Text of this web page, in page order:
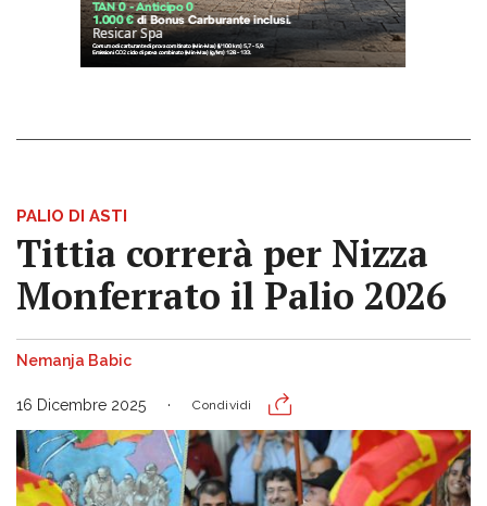
PALIO DI ASTI
Tittia correrà per Nizza
Monferrato il Palio 2026
Nemanja Babic
16 Dicembre 2025 Condividi